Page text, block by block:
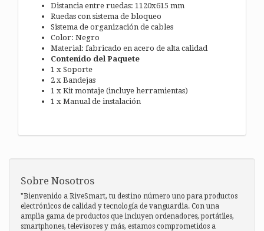
Distancia entre ruedas: 1120x615 mm
Ruedas con sistema de bloqueo
Sistema de organización de cables
Color: Negro
Material: fabricado en acero de alta calidad
Contenido del Paquete
1 x Soporte
2 x Bandejas
1 x Kit montaje (incluye herramientas)
1 x Manual de instalación
Sobre Nosotros
"Bienvenido a RiveSmart, tu destino número uno para productos
electrónicos de calidad y tecnología de vanguardia. Con una
amplia gama de productos que incluyen ordenadores, portátiles,
smartphones, televisores y más, estamos comprometidos a